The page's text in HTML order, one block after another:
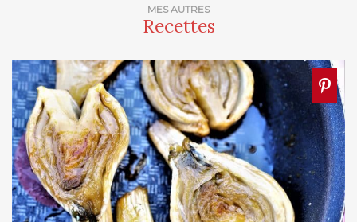
MES AUTRES
Recettes